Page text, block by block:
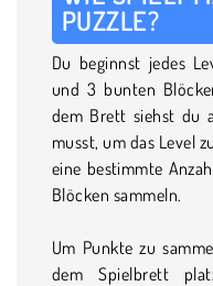
PUZZLE?
Du beginnst jedes
und 3 bunten
dem Brett siehst du
musst, um das Level
eine bestimmte
Blöcken sammeln.
Um Punkte zu
dem Spielbrett